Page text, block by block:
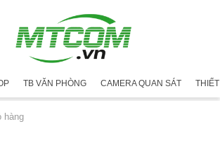
TB VĂN PHÒNG CAMERA QUAN SÁT
hàng